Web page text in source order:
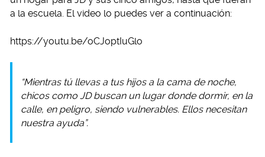
a la escuela. El video lo puedes ver a continuación:
https://youtu.be/oCJoptIuGlo
“Mientras tú llevas a tus hijos a la cama de noche,
chicos como JD buscan un lugar donde dormir, en la
calle, en peligro, siendo vulnerables. Ellos necesitan
nuestra ayuda”.